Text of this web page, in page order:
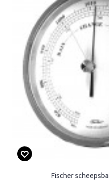
Fischer